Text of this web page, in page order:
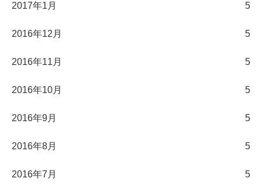
2017年1月 5
2016年12月 5
2016年11月 5
2016年10月 5
2016年9月 5
2016年8月 5
2016年7月 5